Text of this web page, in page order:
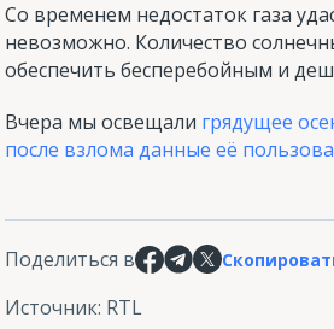
Со временем недостаток газа
невозможно. Количество
обеспечить бесперебойным и
Вчера мы освещали грядущее
после взлома данные её
Поделиться в
Источник: RTL